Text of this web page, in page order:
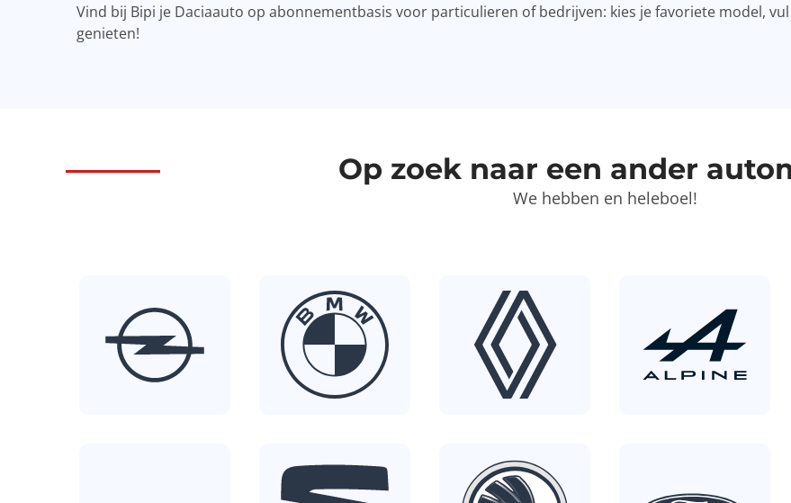
Vind bij Bipi je Daciaauto op abonnementbasis voor particulieren of bedrijven: kies je favoriete model,
genieten!
Op zoek naar een ander
We hebben en heleboel!